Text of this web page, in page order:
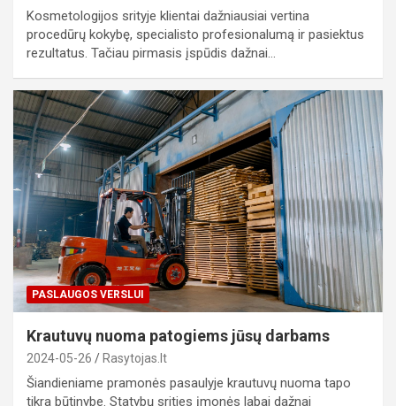
Kosmetologijos srityje klientai dažniausiai vertina
procedūrų kokybę, specialisto profesionalumą ir pasiektus
rezultatus. Tačiau pirmasis įspūdis dažnai…
PASLAUGOS VERSLUI
Krautuvų nuoma patogiems jūsų darbams
2024-05-26 Rasytojas.lt
Šiandieniame pramonės pasaulyje krautuvų nuoma tapo
tikra būtinybe. Statybų srities įmonės labai dažnai